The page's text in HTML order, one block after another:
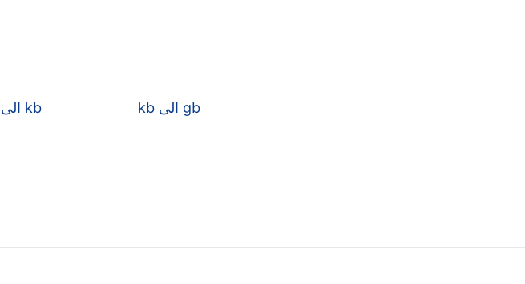
mb الى kb
kb الى gb